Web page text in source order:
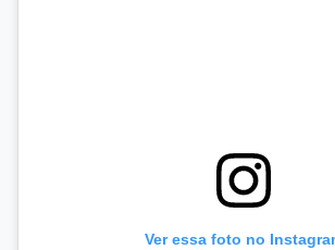
Ver essa foto no